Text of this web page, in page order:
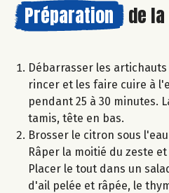
Préparation de la
Débarrasser les
rincer et les faire cuire à
pendant 25 à 30 minutes.
tamis, tête en bas.
Brosser le citron sous
Râper la moitié du zeste
Placer le tout dans un
d'ail pelée et râpée, le